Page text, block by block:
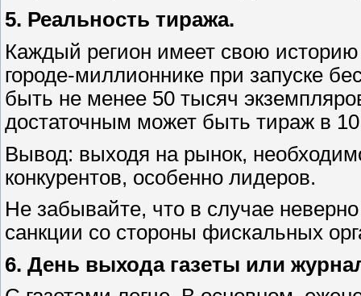
5. Реальность тиража.
Каждый регион имеет свою
городе-миллионнике при запуске
быть не менее 50 тысяч
достаточным может быть тираж в
Вывод: выходя на рынок,
конкурентов, особенно лидеров.
Не забывайте, что в случае
санкции со стороны фискальных
6. День выхода газеты или